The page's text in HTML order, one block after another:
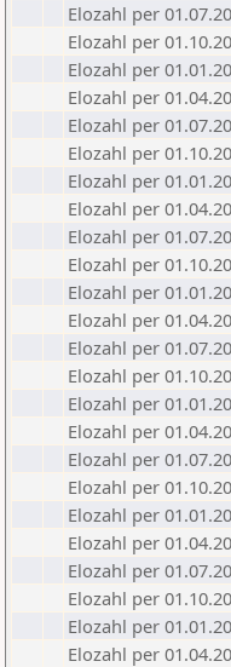
Elozahl per
Elozahl per
Elozahl per
Elozahl per
Elozahl per
Elozahl per
Elozahl per
Elozahl per
Elozahl per
Elozahl per
Elozahl per
Elozahl per
Elozahl per
Elozahl per
Elozahl per
Elozahl per
Elozahl per
Elozahl per
Elozahl per
Elozahl per
Elozahl per
Elozahl per
Elozahl per
Elozahl per